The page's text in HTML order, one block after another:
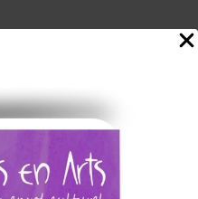
»
en Arts vous proposera
coup de cœur à
ici et/ou
!